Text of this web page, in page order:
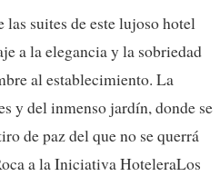
las suites de este lujoso hotel
a la elegancia y la sobriedad
al establecimiento. La
y del inmenso jardín, donde se
de paz del que no se querrá
a la Iniciativa HoteleraLos